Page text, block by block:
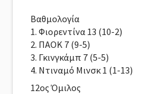
Βαθμολογία
1. Φιορεντίνα 13 (10-2)
2. ΠΑΟΚ 7 (9-5)
3. Γκινγκάμπ 7 (5-5)
4. Ντιναμό Μινσκ 1 (1-13)
12oς Όμιλος